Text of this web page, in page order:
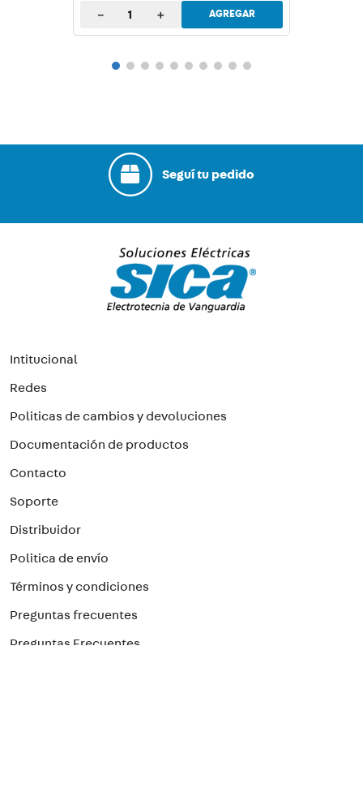
＋
－ AGREGAR
Seguí tu pedido
Intitucional
Redes
Politicas de cambios y devoluciones
Documentación de productos
Contacto
Soporte
Distribuidor
Politica de envío
Términos y condiciones
Preguntas frecuentes
Preguntas Frecuentes